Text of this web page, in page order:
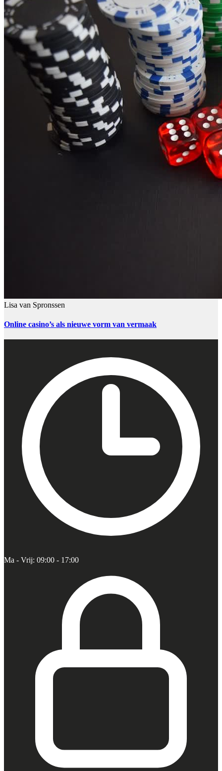
Lisa van Spronssen
Online casino’s als nieuwe vorm van vermaak
Ma - Vrij: 09:00 - 17:00